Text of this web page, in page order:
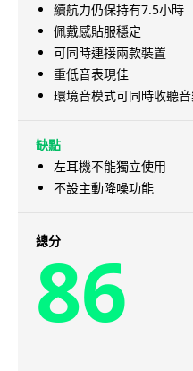
續航力仍保持有7.5小時
佩戴感貼服穩定
可同時連接兩款裝置
重低音表現佳
環境音模式可同時收聽
缺點
左耳機不能獨立使用
不設主動降噪功能
總分
86